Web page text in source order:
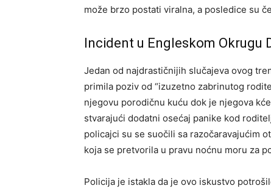
može brzo postati viralna, a posledice su
Incident u Engleskom Okrugu
Jedan od najdrastičnijih slučajeva ovog
primila poziv od “izuzetno zabrinutog
njegovu porodičnu kuću dok je njegova
stvarajući dodatni osećaj panike kod
policajci su se suočili sa razočaravajućim
koja se pretvorila u pravu noćnu moru za
Policija je istakla da je ovo iskustvo